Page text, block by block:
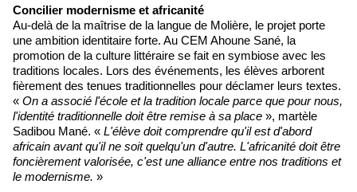
Concilier modernisme et africanité
Au-delà de la maîtrise de la langue de Molière, le projet porte
une ambition identitaire forte. Au CEM Ahoune Sané, la
promotion de la culture littéraire se fait en symbiose avec les
traditions locales. Lors des événements, les élèves arborent
fièrement des tenues traditionnelles pour déclamer leurs textes.
« On a associé l'école et la tradition locale parce que pour nous,
l'identité traditionnelle doit être remise à sa place », martèle
Sadibou Mané. « L'élève doit comprendre qu'il est d'abord
africain avant qu'il ne soit quelqu'un d'autre. L'africanité doit être
foncièrement valorisée, c'est une alliance entre nos traditions et
le modernisme. »